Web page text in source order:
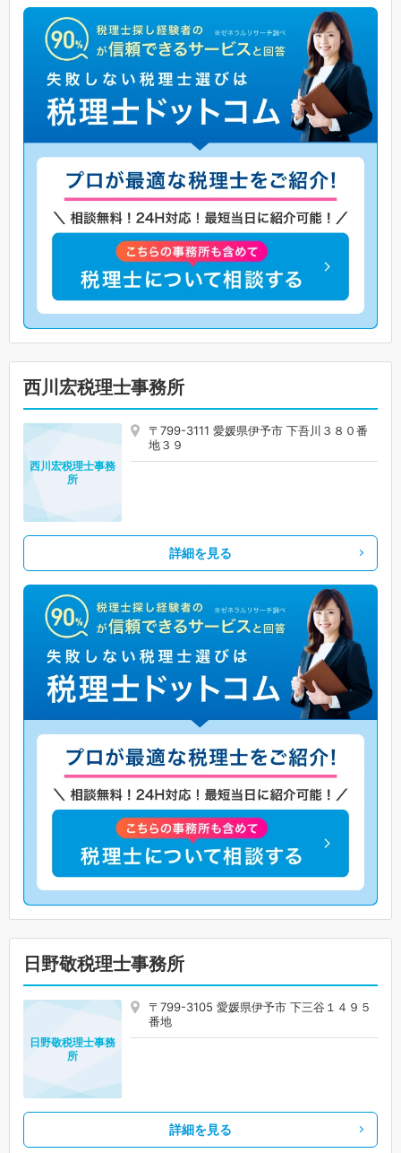
西川宏税理士事務所
〒799-3111 愛媛県伊予市 下吾川３８０番
地３９
西川宏税理士事務
所
詳細を見る
日野敬税理士事務所
〒799-3105 愛媛県伊予市 下三谷１４９５
番地
日野敬税理士事務
所
詳細を見る